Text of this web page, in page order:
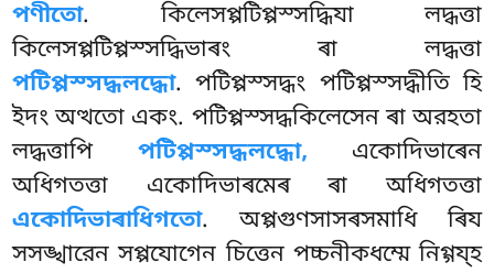
পণীতো. কিলেসপ্পটিপ্পস্সদ্ধিযা লদ্ধত্তা
কিলেসপ্পটিপ্পস্সদ্ধিভাৰং ৰা লদ্ধত্তা
পটিপ্পস্সদ্ধলদ্ধো. পটিপ্পস্সদ্ধং পটিপ্পস্সদ্ধীতি হি
ইদং অত্থতো একং. পটিপ্পস্সদ্ধকিলেসেনৰা অরহতা
লদ্ধত্তাপি পটিপ্পস্সদ্ধলদ্ধো, একোদিভাৰেন
অধিগতত্তা একোদিভাৰমেৰ ৰা অধিগতত্তা
একোদিভাৰাধিগতো. অপ্পগুণসাসৰসমাধি ৰিয
সসঙ্খারেন সপ্পযোগেনচিত্তেন পচ্চনীকধম্মে নিগ্গয্হ